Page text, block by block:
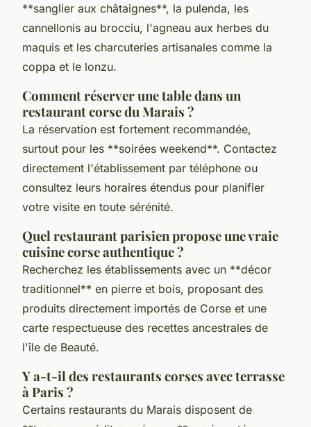
**sanglier aux châtaignes**, la pulenda, les
cannellonis au brocciu, l'agneau aux herbes du
maquis et les charcuteries artisanales comme la
coppa et le lonzu.
Comment réserver une table dans un
restaurant corse du Marais ?
La réservation est fortement recommandée,
surtout pour les **soirées weekend**. Contactez
directement l'établissement par téléphone ou
consultez leurs horaires étendus pour planifier
votre visite en toute sérénité.
Quel restaurant parisien propose une vraie
cuisine corse authentique ?
Recherchez les établissements avec un **décor
traditionnel** en pierre et bois, proposant des
produits directement importés de Corse et une
carte respectueuse des recettes ancestrales de
l'île de Beauté.
Y a-t-il des restaurants corses avec terrasse
à Paris ?
Certains restaurants du Marais disposent de